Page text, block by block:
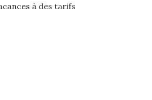
à des tarifs